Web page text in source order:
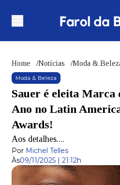
Home /Notícias /Moda &
Moda & Beleza
Sauer é eleita Marca
Ano no Latin
Awards!
Aos detalhes....
Por Michel Telles
Às09/11/2025 | 21:12h